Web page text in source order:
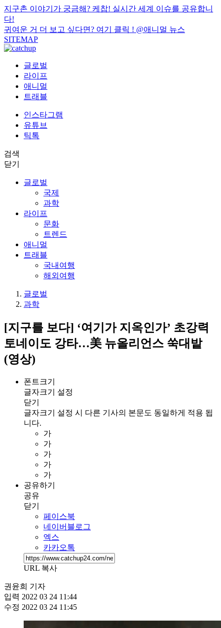
지구촌 이야기가 궁금해? 케찹! 실시간 세계 이슈를 공유합니
다!
귀여운 거 더 보고 싶다면? 여기 클릭 ! @애니멀 뉴스
SITEMAP
글로벌
라이프
애니멀
트래블
인스타그램
유튜브
틱톡
검색
닫기
글로벌
국제
과학
라이프
문화
트렌드
애니멀
트래블
국내여행
해외여행
글로벌
과학
[지구를 보다] ‘여기가 지옥인가’ 초강력
토네이도 강타…美 뉴올리언스 쑥대밭
(영상)
폰트크기
글자크기 설정
닫기
글자크기 설정 시 다른 기사의 본문도 동일하게 적용 됩
니다.
가
가
가
가
가
공유하기
공유
닫기
페이스북
네이버블로그
엑스
카카오톡
URL 복사
권윤희 기자
입력 2022 03 24 11:44
수정 2022 03 24 11:45